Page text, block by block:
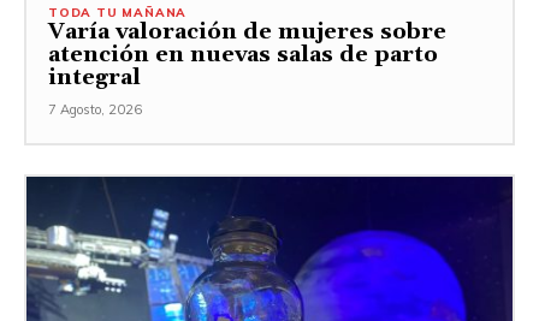
TODA TU MAÑANA
Varía valoración de mujeres sobre
atención en nuevas salas de parto
integral
7 Agosto, 2026